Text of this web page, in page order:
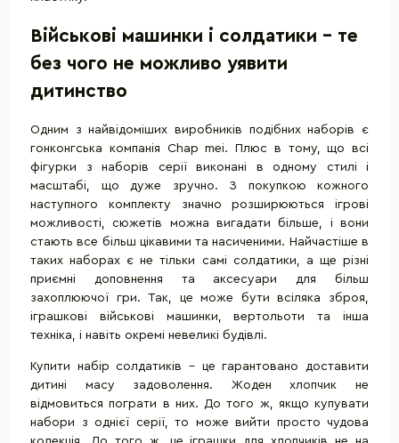
Військові машинки і солдатики - те
без чого не можливо уявити
дитинство
Одним з найвідоміших виробників подібних наборів є
гонконгська компанія Chap mei. Плюс в тому, що всі
фігурки з наборів серії виконані в одному стилі і
масштабі, що дуже зручно. З покупкою кожного
наступного комплекту значно розширюються ігрові
можливості, сюжетів можна вигадати більше, і вони
стають все більш цікавими та насиченими. Найчастіше в
таких наборах є не тільки самі солдатики, а ще різні
приємні доповнення та аксесуари для більш
захоплюючої гри. Так, це може бути всіляка зброя,
іграшкові військові машинки, вертольоти та інша
техніка, і навіть окремі невеликі будівлі.
Купити набір солдатиків - це гарантовано доставити
дитині масу задоволення. Жоден хлопчик не
відмовиться пограти в них. До того ж, якщо купувати
набори з однієї серії, то може вийти просто чудова